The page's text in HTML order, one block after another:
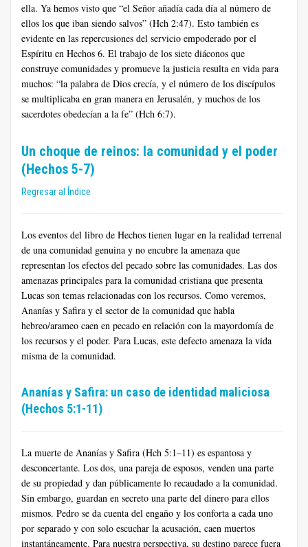
ella. Ya hemos visto que “el Señor añadía cada día al número de
ellos los que iban siendo salvos” (Hch 2:47). Esto también es
evidente en las repercusiones del servicio empoderado por el
Espíritu en Hechos 6. El trabajo de los siete diáconos que
construye comunidades y promueve la justicia resulta en vida para
muchos: “la palabra de Dios crecía, y el número de los discípulos
se multiplicaba en gran manera en Jerusalén, y muchos de los
sacerdotes obedecían a la fe” (Hch 6:7).
Un choque de reinos: la comunidad y el poder
(Hechos 5-7)
Regresar al Índice
Los eventos del libro de Hechos tienen lugar en la realidad terrenal
de una comunidad genuina y no encubre la amenaza que
representan los efectos del pecado sobre las comunidades. Las dos
amenazas principales para la comunidad cristiana que presenta
Lucas son temas relacionadas con los recursos. Como veremos,
Ananías y Safira y el sector de la comunidad que habla
hebreo/arameo caen en pecado en relación con la mayordomía de
los recursos y el poder. Para Lucas, este defecto amenaza la vida
misma de la comunidad.
Ananías y Safira: un caso de identidad maliciosa
(Hechos 5:1-11)
La muerte de Ananías y Safira (Hch 5:1–11) es espantosa y
desconcertante. Los dos, una pareja de esposos, venden una parte
de su propiedad y dan públicamente lo recaudado a la comunidad.
Sin embargo, guardan en secreto una parte del dinero para ellos
mismos. Pedro se da cuenta del engaño y los conforta a cada uno
por separado y con solo escuchar la acusación, caen muertos
instantáneamente. Para nuestra perspectiva, su destino parece fuera